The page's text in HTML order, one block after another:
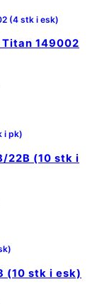
149002
22B (10 stk i
(10 stk i esk)